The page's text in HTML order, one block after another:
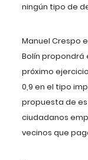
ningún tipo de
Manuel Crespo
Bolín propondrá
próximo
0,9 en el tipo
propuesta de
ciudadanos
vecinos que